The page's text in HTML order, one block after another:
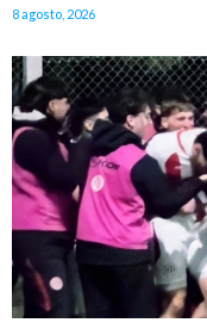
8 agosto, 2026